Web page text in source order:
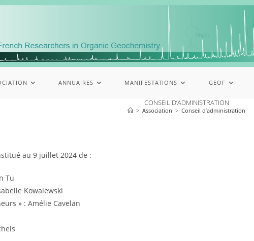
ANNUAIRES MANIFESTATIONS GEOF
CONSEIL D’ADMINISTRATION
> Association > Conseil d’administration
au 9 juillet 2024 de :
Tu
Kowalewski
» : Amélie Cavelan